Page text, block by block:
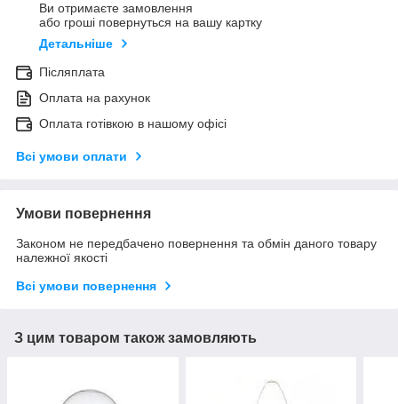
Ви отримаєте замовлення
або гроші повернуться на вашу картку
Детальніше
Післяплата
Оплата на рахунок
Оплата готівкою в нашому офісі
Всі умови оплати
Умови повернення
Законом не передбачено повернення та обмін даного товару
належної якості
Всі умови повернення
З цим товаром також замовляють